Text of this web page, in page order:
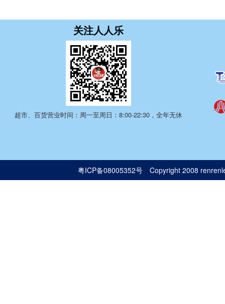
关注人人乐
超市、百货营业时间：周一至周日：8:00-22:30，全年无休
粤ICP备08005352号Copyright 2008